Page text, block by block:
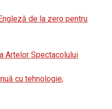
de la zero pentru
Artelor Spectacolului
cu tehnologie,